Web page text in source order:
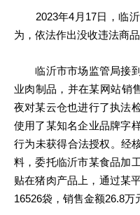
2023年4月17日，临沂
为，依法作出没收违法商
临沂市市场监管局接到
业肉制品，并在某网站销
夜对某云仓也进行了执法
使用了某知名企业品牌字
行为未获得合法授权。经
料，委托临沂市某食品加
贴在猪肉产品上，通过某
16526袋，销售金额26.8万